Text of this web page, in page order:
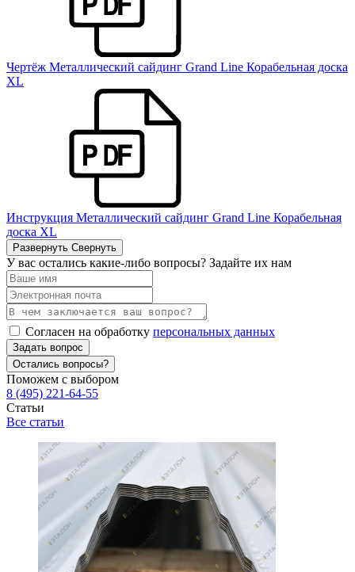
Чертёж Металлический сайдинг Grand Line Корабельная доска
XL
Инструкция Металлический сайдинг Grand Line Корабельная
доска XL
Развернуть Свернуть
У вас остались какие-либо вопросы? Задайте их нам
Согласен на обработку персональных данных
Задать вопрос
Остались вопросы?
Поможем с выбором
8 (495) 221-64-55
Статьи
Все статьи